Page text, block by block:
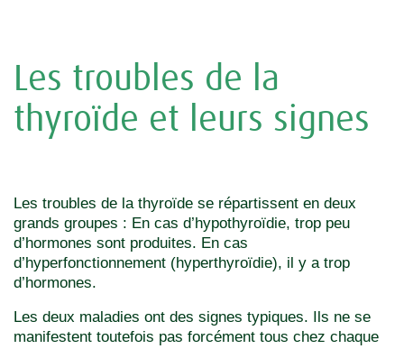
Les troubles de la
thyroïde et leurs signes
Les troubles de la thyroïde se répartissent en deux
grands groupes : En cas d’hypothyroïdie, trop peu
d’hormones sont produites. En cas
d’hyperfonctionnement (hyperthyroïdie), il y a trop
d’hormones.
Les deux maladies ont des signes typiques. Ils ne se
manifestent toutefois pas forcément tous chez chaque